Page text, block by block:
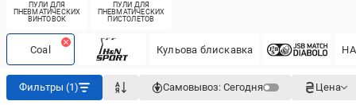
ПУЛИ ДЛЯ
ПНЕВМАТИЧЕСКИХ
ВИНТОВОК
ПУЛИ ДЛЯ
ПНЕВМАТИЧЕСКИХ
ПИСТОЛЕТОВ
Coal Кульова блискавка
Фильтры (1) Самовывоз: Сегодня Цена